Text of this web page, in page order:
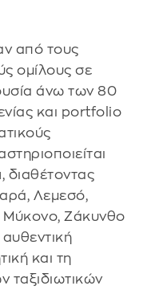
από τους
ομίλους σε
άνω των 80
και portfolio
, διαθέτοντας
Λεμεσό,
Μύκονο, Ζάκυνθο
και τη
ταξιδιωτικών